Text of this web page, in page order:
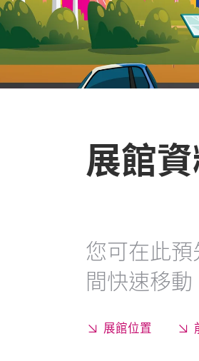
展館
您可在此
間快速移
展館位置